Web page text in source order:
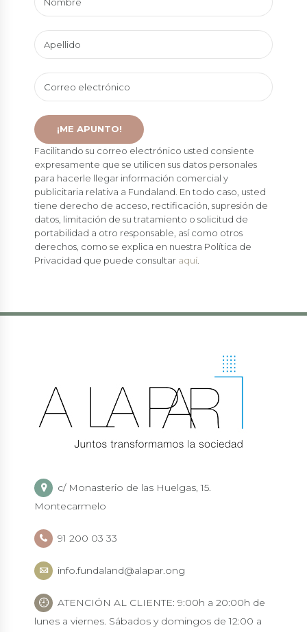
Facilitando su correo electrónico usted consiente
expresamente que se utilicen sus datos personales
para hacerle llegar información comercial y
publicitaria relativa a Fundaland. En todo caso, usted
tiene derecho de acceso, rectificación, supresión de
datos, limitación de su tratamiento o solicitud de
portabilidad a otro responsable, así como otros
derechos, como se explica en nuestra Política de
Privacidad que puede consultar aquí
c/ Monasterio de las Huelgas, 15.
Montecarmelo
91 200 03 33
info.fundaland@alapar.ong
ATENCIÓN AL CLIENTE: 9:00h a 20:00h de
lunes a viernes. Sábados y domingos de 12:00 a